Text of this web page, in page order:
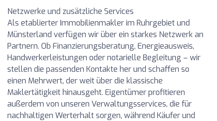
Netzwerke und zusätzliche Services
Als etablierter Immobilienmakler im Ruhrgebiet und
Münsterland verfügen wir über ein starkes Netzwerk an
Partnern. Ob Finanzierungsberatung, Energieausweis,
Handwerkerleistungen oder notarielle Begleitung – wir
stellen die passenden Kontakte her und schaffen so
einen Mehrwert, der weit über die klassische
Maklertätigkeit hinausgeht. Eigentümer profitieren
außerdem von unseren Verwaltungsservices, die für
nachhaltigen Werterhalt sorgen, während Käufer und